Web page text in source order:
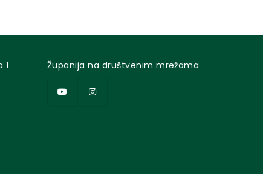
1
Županija na društvenim mrežama